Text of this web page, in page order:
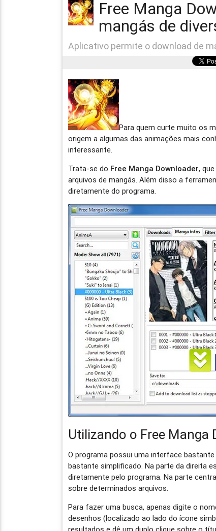
Free Manga
mangás de
Aplicativo permite o download de
Para quem curte muito os
origem a algumas das animações mais
interessante.
Trata-se do Free Manga Downloader,
arquivos de mangás. Além disso a
diretamente do programa.
Utilizando o Free Manga
O programa possui uma interface
bastante simplificado. Na parte da direita
diretamente pelo programa. Na parte
sobre determinados arquivos.
Para fazer uma busca, apenas digite o
desenhos (localizado ao lado do ícone